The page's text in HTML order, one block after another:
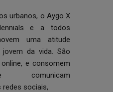
urbanos, o Aygo X
e a todos
uma atitude
da vida. São
e consomem
comunicam
sociais,